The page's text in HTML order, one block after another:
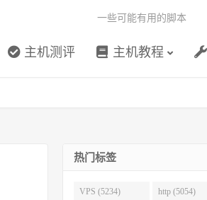
主机测评 主机教程
一些可能有用的脚本
热门标签
VPS (5234) http (5054)